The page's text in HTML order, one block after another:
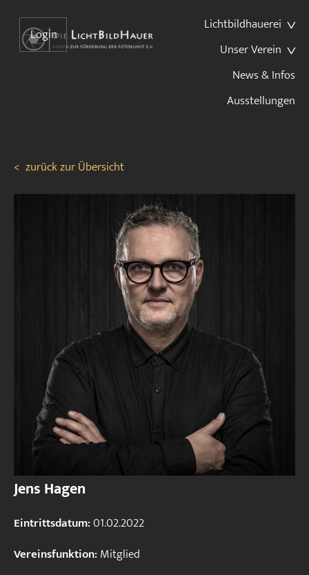
Lichtbildhauerei
Unser Verein
News & Infos
Ausstellungen
Login
< zurück zur Übersicht
Jens Hagen
Eintrittsdatum:01.02.2022
Vereinsfunktion:Mitglied